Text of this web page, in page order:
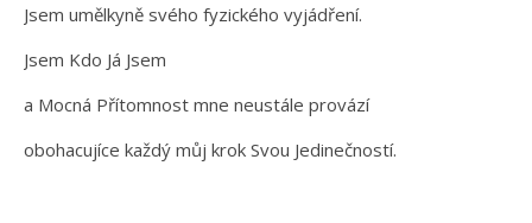
Jsem umělkyně svého fyzického vyjádření.
Jsem Kdo Já Jsem
a Mocná Přítomnost mne neustále provází
obohacujíce každý můj krok Svou Jedinečností.